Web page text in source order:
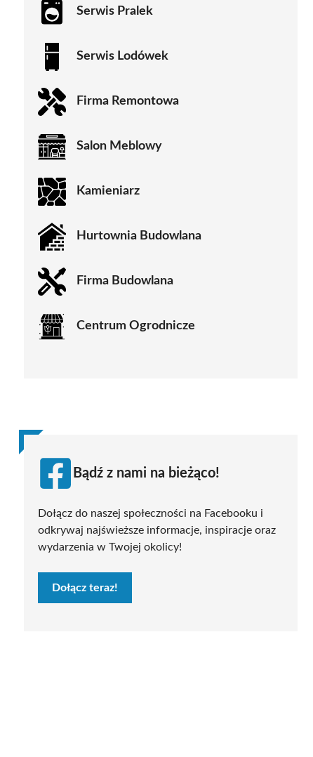
Serwis Pralek
Serwis Lodówek
Firma Remontowa
Salon Meblowy
Kamieniarz
Hurtownia Budowlana
Firma Budowlana
Centrum Ogrodnicze
Bądź z nami na bieżąco!
Dołącz do naszej społeczności na Facebooku i
odkrywaj najświeższe informacje, inspiracje oraz
wydarzenia w Twojej okolicy!
Dołącz teraz!